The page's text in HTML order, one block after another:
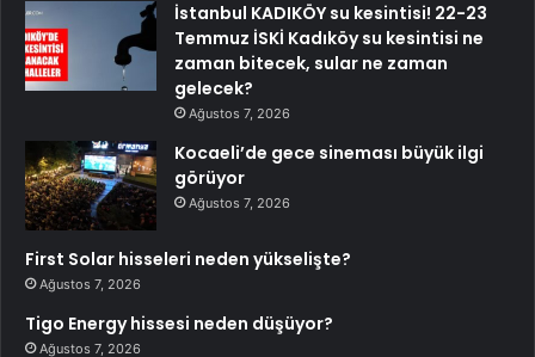
İstanbul KADIKÖY su kesintisi! 22-23
Temmuz İSKİ Kadıköy su kesintisi ne
zaman bitecek, sular ne zaman
gelecek?
Ağustos 7, 2026
Kocaeli’de gece sineması büyük ilgi
görüyor
Ağustos 7, 2026
First Solar hisseleri neden yükselişte?
Ağustos 7, 2026
Tigo Energy hissesi neden düşüyor?
Ağustos 7, 2026